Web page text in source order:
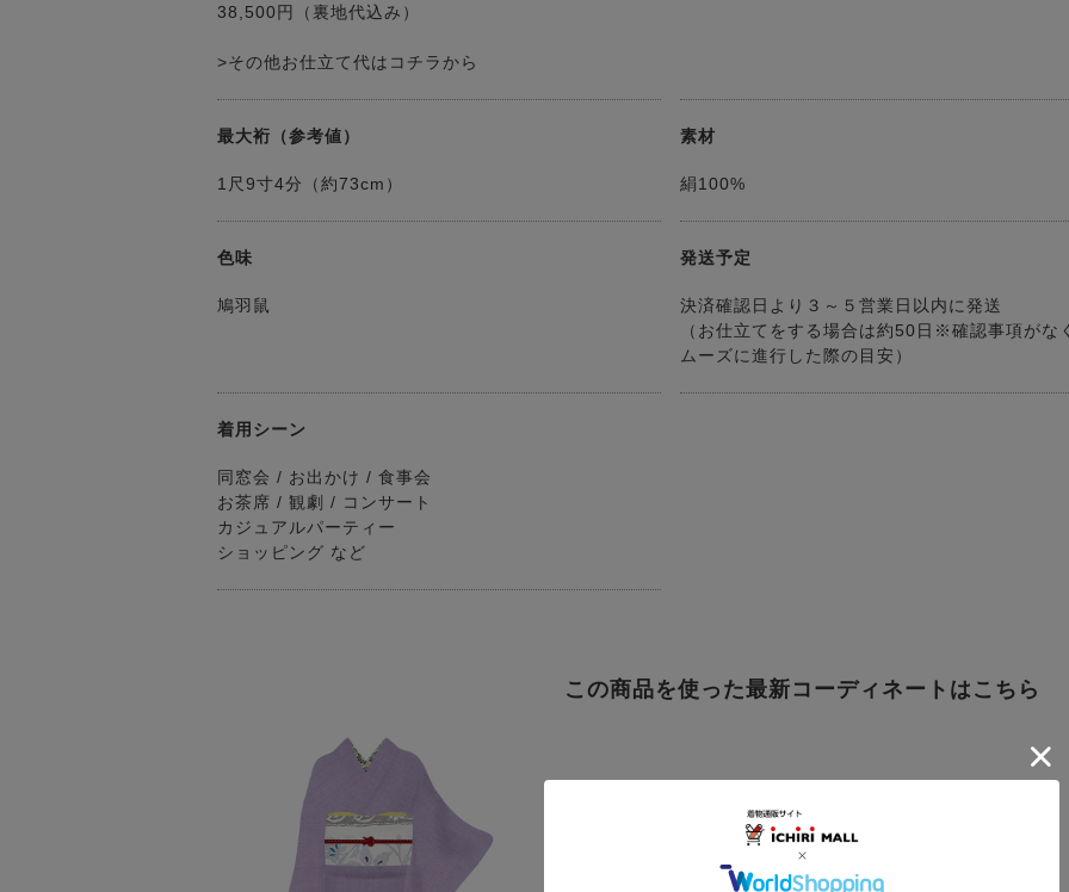
38,500円（裏地代込み）
>その他お仕立て代はコチラから
最大裄（参考値）
1尺9寸4分（約73cm）
素材
絹100%
色味
鳩羽鼠
発送予定
決済確認日より３～５営業日以内に発送
（お仕立てをする場合は約50日※確認事項がな
ムーズに進行した際の目安）
着用シーン
同窓会 / お出かけ / 食事会
お茶席 / 観劇 / コンサート
カジュアルパーティー
ショッピング など
この商品を使った最新コーディネートはこちら